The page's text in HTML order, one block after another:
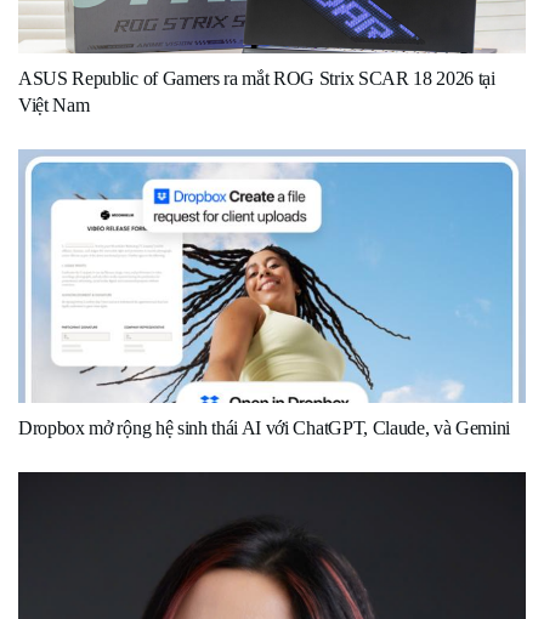
ASUS Republic of Gamers ra mắt ROG Strix SCAR 18 2026 tại
Việt Nam
Dropbox mở rộng hệ sinh thái AI với ChatGPT, Claude, và Gemini